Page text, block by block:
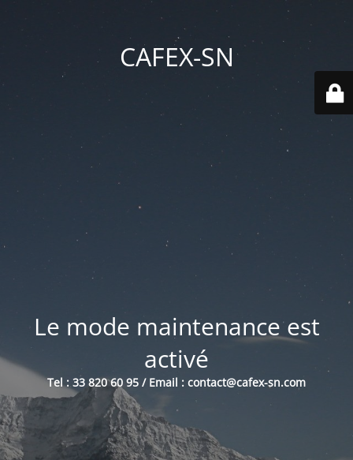
CAFEX-SN
Le mode maintenance est
activé
Tel : 33 820 60 95 / Email : contact@cafex-sn.com